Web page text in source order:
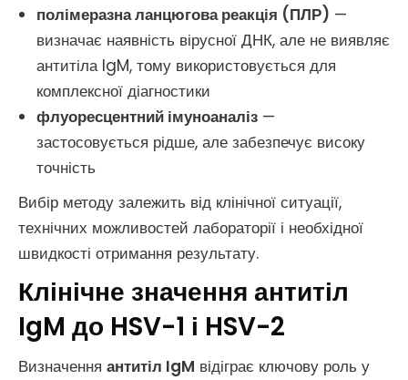
полімеразна ланцюгова реакція (ПЛР) —
визначає наявність вірусної ДНК, але не виявляє
антитіла IgM, тому використовується для
комплексної діагностики
флуоресцентний імуноаналіз —
застосовується рідше, але забезпечує високу
точність
Вибір методу залежить від клінічної ситуації,
технічних можливостей лабораторії і необхідної
швидкості отримання результату.
Клінічне значення антитіл
IgM до HSV-1 і HSV-2
Визначення антитіл IgM відіграє ключову роль у